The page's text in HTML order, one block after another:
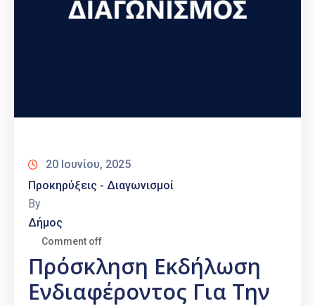
20 Ιουνίου, 2025
Προκηρύξεις - Διαγωνισμοί
By
Δήμος
Comment off
Πρόσκληση Εκδήλωση
Ενδιαφέροντος Για Την